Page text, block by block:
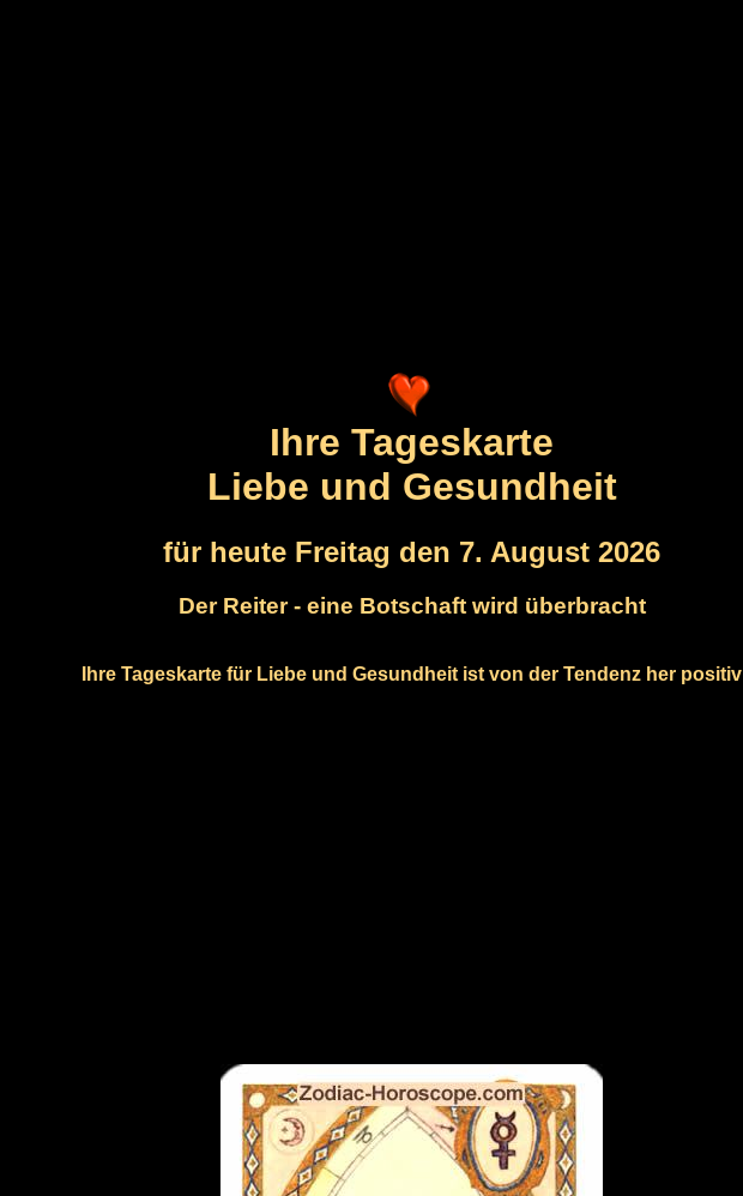
Ihre Tageskarte
Liebe und Gesundheit
für heute Freitag den 7. August 2026
Der Reiter - eine Botschaft wird überbracht
Ihre Tageskarte für Liebe und Gesundheit ist von der Tendenz her positiv